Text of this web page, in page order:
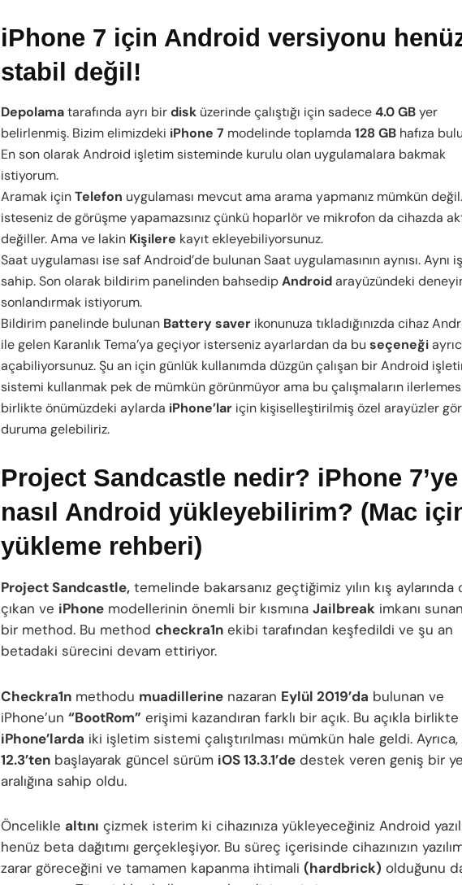
iPhone 7 için Android versiyonu
stabil değil!
Depolamatarafında ayrı birdisk üzerinde çalıştığı için sadece4.0 GByer
belirlenmiş. Bizim elimizdeki iPhone 7 modelinde toplamda 128 GB hafıza
En son olarak Android işletim sisteminde kurulu olan uygulamalara bakmak
istiyorum.
Aramak içinTelefon uygulaması mevcut ama arama yapmanız mümkün
isteseniz de görüşme yapamazsınız çünkü hoparlör ve mikrofon da cihazda
değiller. Ama ve lakin Kişilere kayıt ekleyebiliyorsunuz.
Saat uygulaması ise saf Android’de bulunan Saat uygulamasının aynısı. Aynı
sahip. Son olarak bildirim panelinden bahsedipAndroidarayüzündeki
sonlandırmak istiyorum.
Bildirim panelinde bulunan Battery saver ikonunuza tıkladığınızda cihaz
ile gelen Karanlık Tema’ya geçiyor isterseniz ayarlardan da bu seçeneği
açabiliyorsunuz. Şu an için günlük kullanımda düzgün çalışan bir Android
sistemi kullanmak pek de mümkün görünmüyor ama bu çalışmaların
birlikte önümüzdeki aylarda iPhone’lar için kişiselleştirilmiş özel arayüzler
duruma gelebiliriz.
Project Sandcastle nedir? iPhone 7’ye
nasıl Android yükleyebilirim? (Mac
yükleme rehberi)
Project Sandcastle, temelinde bakarsanız geçtiğimiz yılın kış aylarında
çıkan ve iPhone modellerinin önemli bir kısmına Jailbreak imkanı
bir method. Bu method checkra1n ekibi tarafından keşfedildi ve şu an
betadaki sürecini devam ettiriyor.
Checkra1n methodu muadillerine nazaran Eylül 2019’da bulunan ve
iPhone’un “BootRom” erişimi kazandıran farklı bir açık. Bu açıkla birlikte
iPhone’larda iki işletim sistemi çalıştırılması mümkün hale geldi. Ayrıca,
12.3’ten başlayarak güncel sürüm iOS 13.3.1’de destek veren geniş bir
aralığına sahip oldu.
Öncelikle altını çizmek isterim ki cihazınıza yükleyeceğiniz Android
henüz beta dağıtımı gerçekleşiyor. Bu süreç içerisinde cihazınızın
zarar göreceğini ve tamamen kapanma ihtimali (hardbrick) olduğunu